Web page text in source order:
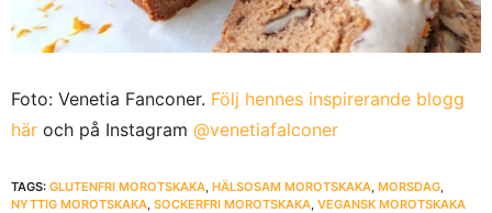
Foto: Venetia Fanconer. Följ hennes inspirerande blogg
här och på Instagram @venetiafalconer
TAGS: GLUTENFRI MOROTSKAKA HÄLSOSAM MOROTSKAKA MORSDAG
NYTTIG MOROTSKAKA SOCKERFRI MOROTSKAKA VEGANSK MOROTSKAKA